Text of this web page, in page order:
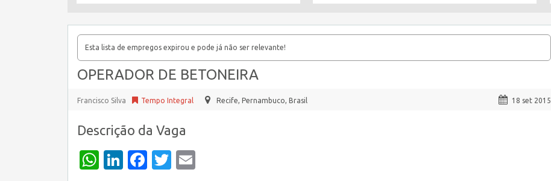
Esta lista de empregos expirou e pode já não ser relevante!
OPERADOR DE BETONEIRA
Francisco Silva Tempo Integral Recife, Pernambuco, Brasil 18 set 2015
Descrição da Vaga
WhatsApp
LinkedIn
Facebook
Twitter